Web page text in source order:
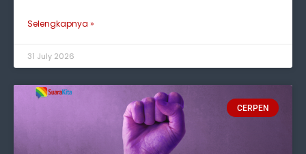
Selengkapnya »
31 July 2026
CERPEN